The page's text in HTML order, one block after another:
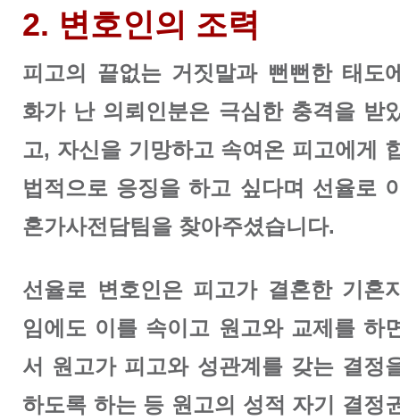
2. 변호인의 조력
피고의 끝없는 거짓말과 뻔뻔한 태도
화가 난 의뢰인분은 극심한 충격을 받
고, 자신을 기망하고 속여온 피고에게
법적으로 응징을 하고 싶다며 선율로
혼가사전담팀을 찾아주셨습니다.
선율로 변호인은 피고가 결혼한 기혼
임에도 이를 속이고 원고와 교제를 하
서 원고가 피고와 성관계를 갖는 결정
하도록 하는 등 원고의 성적 자기 결정